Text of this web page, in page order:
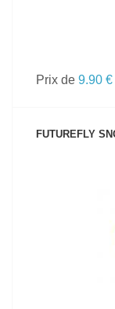
Prix de 9.90 €
FUTUREFLY